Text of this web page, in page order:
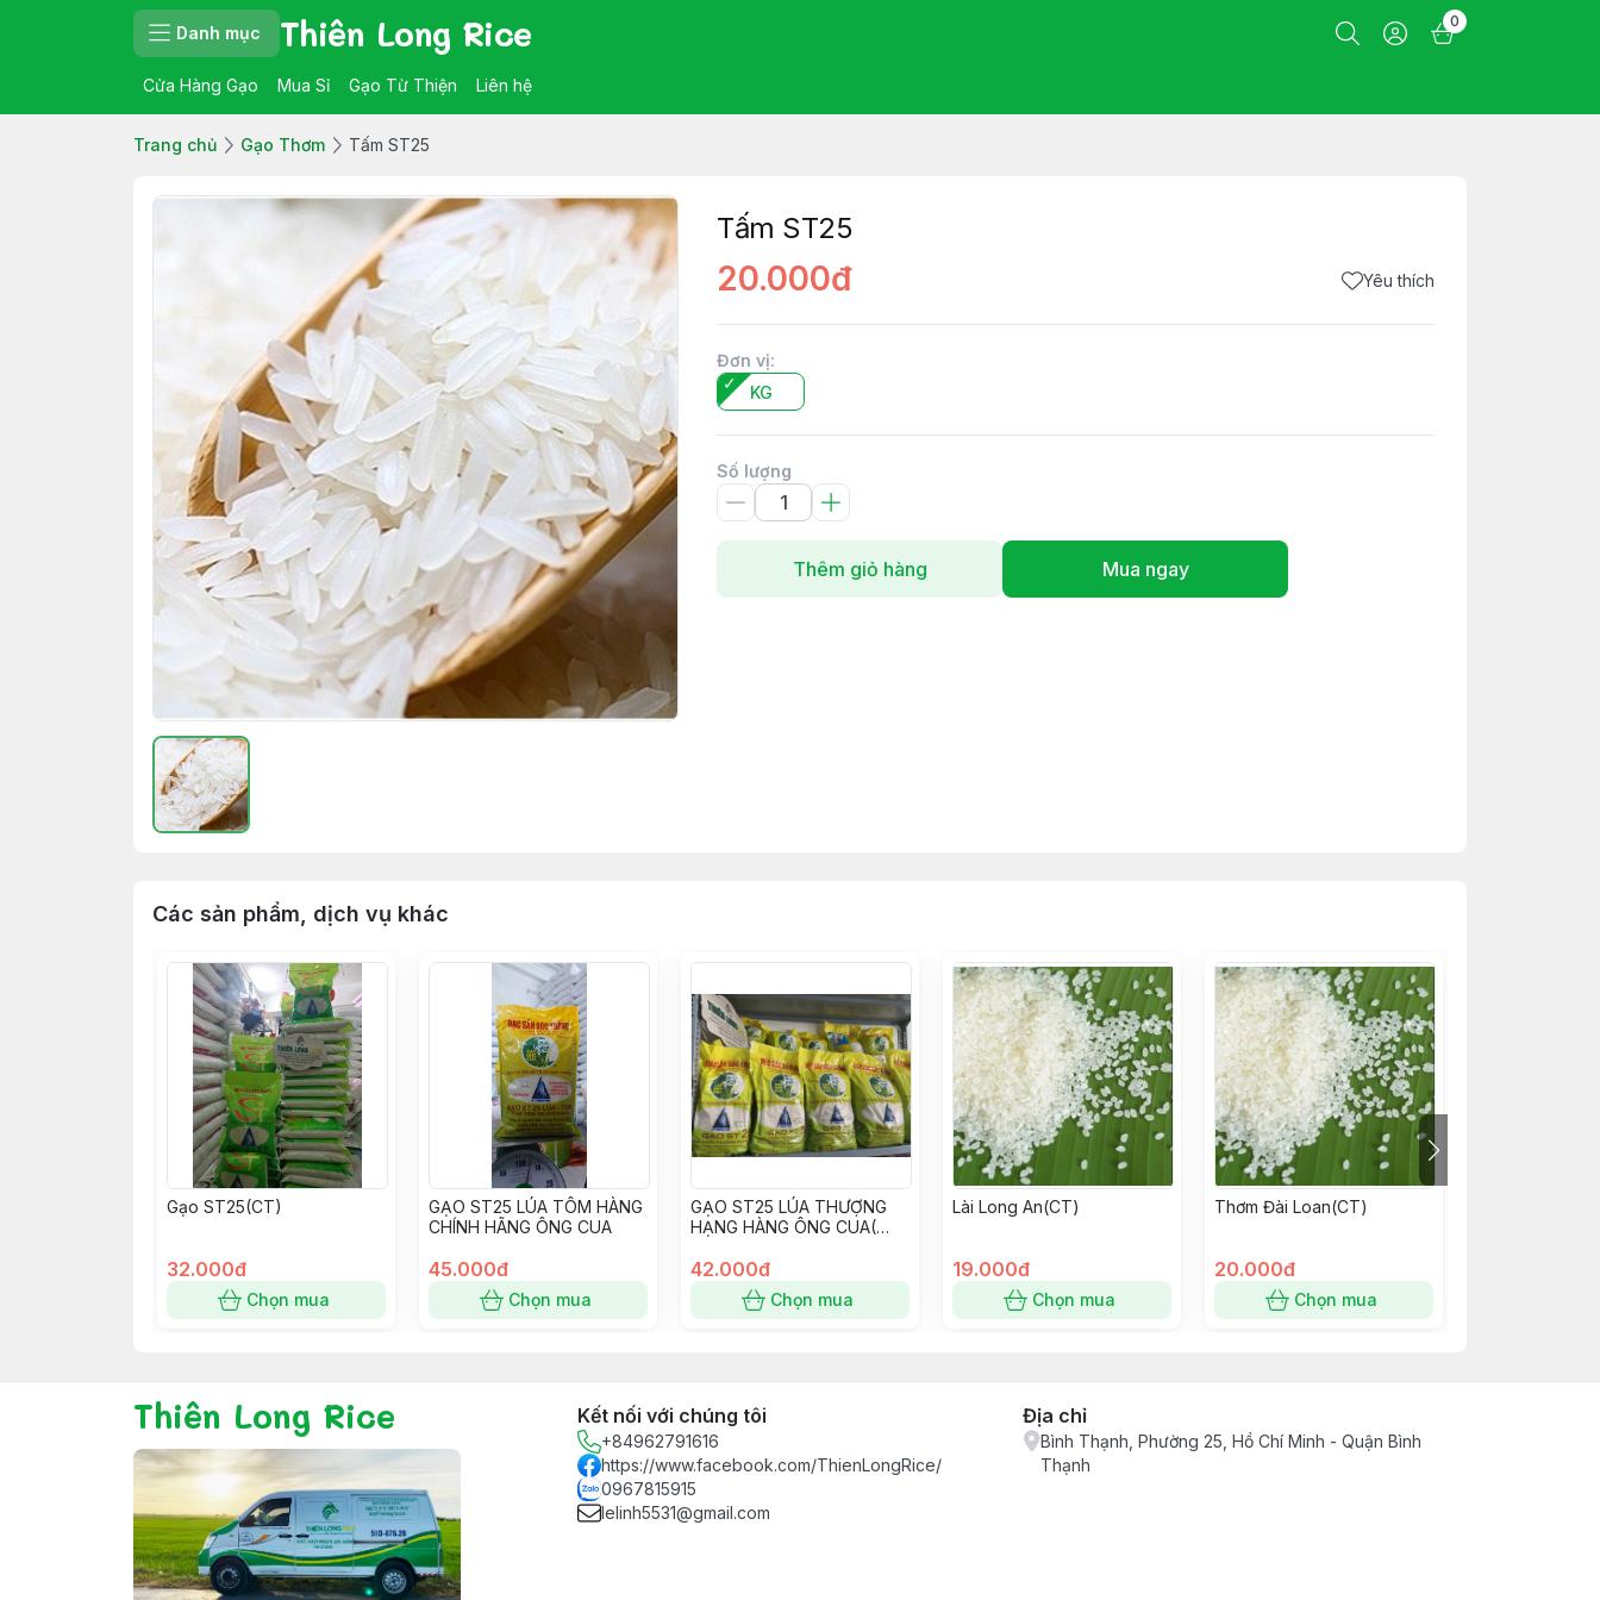
Danh mục Thiên Long Rice 0
Cửa Hàng Gạo Mua Sỉ Gạo Từ Thiện Liên hệ
Trang chủ Gạo Thơm Tấm ST25
Tấm ST25
20.000đ Yêu thích
Đơn vị:
KG
Số lượng
Thêm giỏ hàng Mua ngay
Các sản phẩm, dịch vụ khác
Gạo ST25(CT)
32.000đ
Chọn mua
GẠO ST25 LÚA TÔM HÀNG
CHÍNH HÃNG ÔNG CUA
45.000đ
Chọn mua
GẠO ST25 LÚA THƯỢNG
HẠNG HÀNG ÔNG CUA(
42.000đ
Chọn mua
Lài Long An(CT)
19.000đ
Chọn mua
Thơm Đài Loan(CT)
20.000đ
Chọn mua
Thiên Long Rice Kết nối với chúng tôi
+84962791616
https://www.facebook.com/ThienLongRice/
0967815915
lelinh5531@gmail.com
Địa chỉ
Bình Thạnh, Phường 25, Hồ Chí Minh - Quận Bình
Thạnh